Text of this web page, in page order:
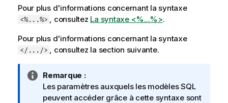
Pour plus d'informations concernant la syntaxe
<%...%> , consultez La syntaxe <%...%>.
Pour plus d'informations concernant la syntaxe
</.../> , consultez la section suivante.
N
o
t
Remarque :
Les paramètres auxquels les modèles SQL
peuvent accéder grâce à cette syntaxe sont